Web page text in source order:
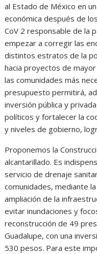
al Estado de México en
económica después de
CoV 2 responsable de la
empezar a corregir las
distintos estratos de la
hacia proyectos de
las comunidades más
presupuesto permitirá,
inversión pública y
políticos y fortalecer la
y niveles de gobierno,
Proponemos la
alcantarillado. Es
servicio de drenaje
comunidades, mediante
ampliación de la
evitar inundaciones y
reconstrucción de 49
Guadalupe, con una
530 pesos. Para este